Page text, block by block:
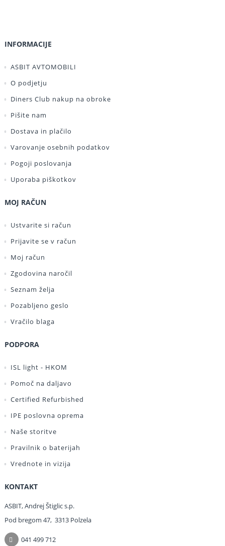
INFORMACIJE
ASBIT AVTOMOBILI
O podjetju
Diners Club nakup na obroke
Pišite nam
Dostava in plačilo
Varovanje osebnih podatkov
Pogoji poslovanja
Uporaba piškotkov
MOJ RAČUN
Ustvarite si račun
Prijavite se v račun
Moj račun
Zgodovina naročil
Seznam želja
Pozabljeno geslo
Vračilo blaga
PODPORA
ISL light - HKOM
Pomoč na daljavo
Certified Refurbished
IPE poslovna oprema
Naše storitve
Pravilnik o baterijah
Vrednote in vizija
KONTAKT
ASBIT, Andrej Štiglic s.p.
Pod bregom 47, 3313 Polzela
041 499 712